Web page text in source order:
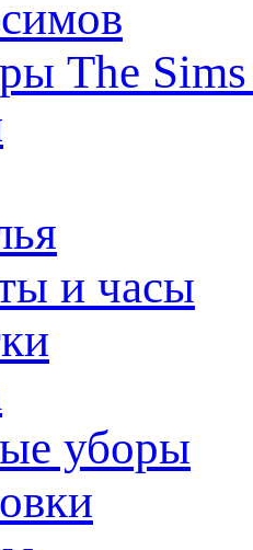
The
и часы
уборы